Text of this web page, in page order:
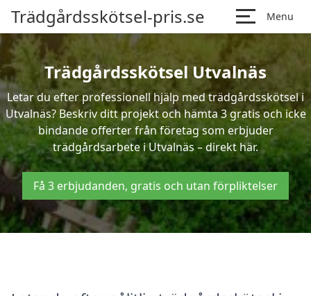
Trädgårdsskötsel-pris.se Menu
Trädgårdsskötsel Utvalnäs
Letar du efter professionell hjälp med trädgårdsskötsel i
Utvalnäs? Beskriv ditt projekt och hämta 3 gratis och icke
bindande offerter från företag som erbjuder
trädgårdsarbete i Utvalnäs – direkt här.
Få 3 erbjudanden, gratis och utan förpliktelser